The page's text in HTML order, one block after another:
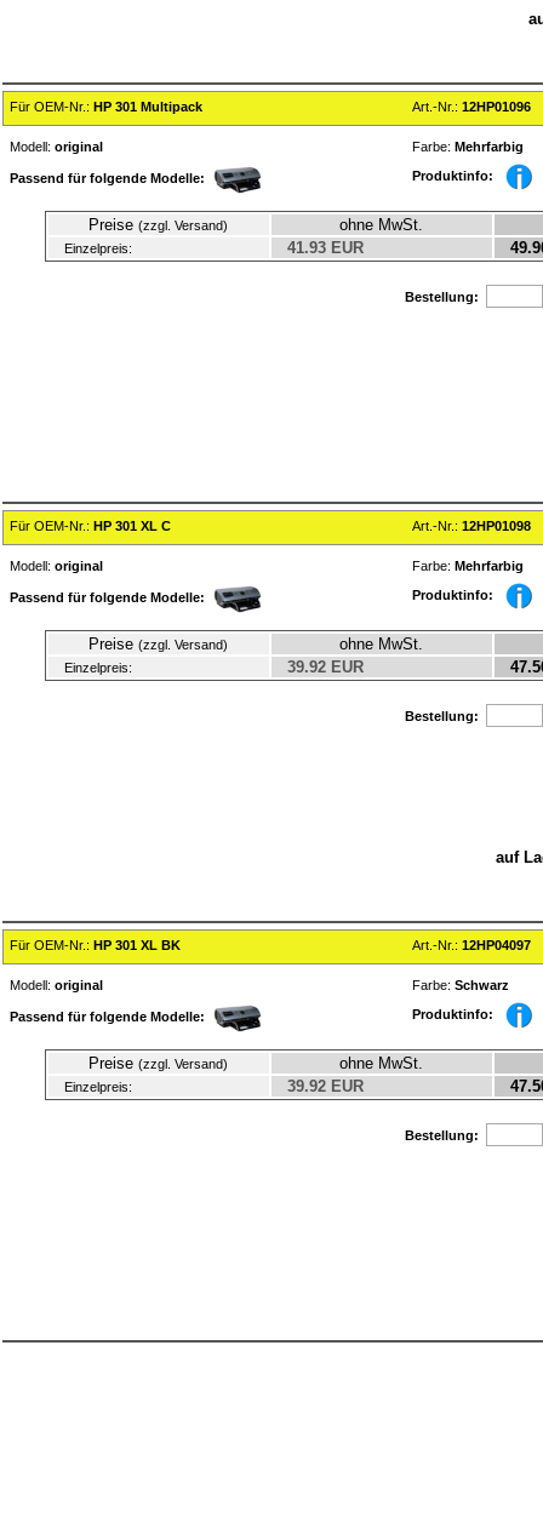
Für OEM-Nr.: HP 301 Multipack Art.-Nr.: 12HP01096
Modell: original Farbe: Mehrfarbig
Passend für folgende Modelle: Produktinfo:
Preise (zzgl. Versand) ohne MwSt.
Einzelpreis: 41.93 EUR
Bestellung:
Für OEM-Nr.: HP 301 XL C Art.-Nr.: 12HP01098
Modell: original Farbe: Mehrfarbig
Passend für folgende Modelle: Produktinfo:
Preise (zzgl. Versand) ohne MwSt.
Einzelpreis: 39.92 EUR
Bestellung:
auf
Für OEM-Nr.: HP 301 XL BK Art.-Nr.: 12HP04097
Modell: original Farbe: Schwarz
Passend für folgende Modelle: Produktinfo:
Preise (zzgl. Versand) ohne MwSt.
Einzelpreis: 39.92 EUR
Bestellung: